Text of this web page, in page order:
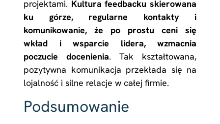
projektami. Kultura feedbacku skierowana
ku górze, regularne kontakty i
komunikowanie, że po prostu ceni się
wkład i wsparcie lidera, wzmacnia
poczucie docenienia. Tak kształtowana,
pozytywna komunikacja przekłada się na
lojalność i silne relacje w całej firmie.
Podsumowanie